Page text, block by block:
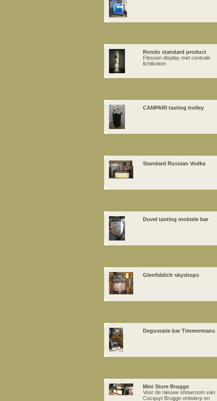
Rondo standard product
Flessen display met centrale
lichtkolom
CAMPARI tasting trolley
Standard Russian Vodka
Duvel tasting mobiele bar
Glenfiddich skyshops
Degustatie bar Timmermans
Mini Store Brugge
Voor de nieuwe showroom van
Cocquyt Brugge ontwierp en